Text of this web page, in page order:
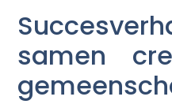
samen